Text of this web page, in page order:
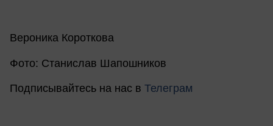
Вероника Короткова
Фото: Станислав Шапошников
Подписывайтесь на нас в Телеграм